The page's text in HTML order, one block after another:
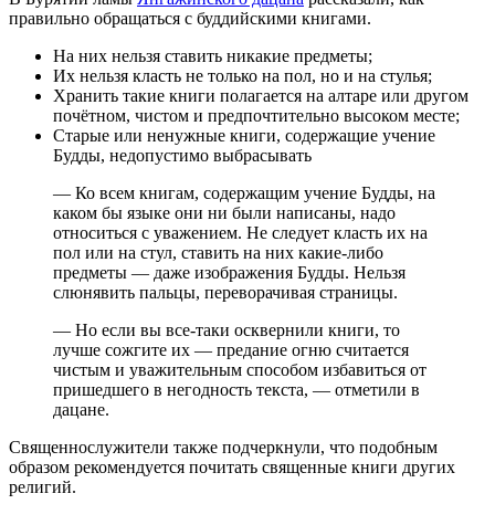
правильно обращаться с буддийскими книгами.
На них нельзя ставить никакие предметы;
Их нельзя класть не только на пол, но и на стулья;
Хранить такие книги полагается на алтаре или другом
почётном, чистом и предпочтительно высоком месте;
Старые или ненужные книги, содержащие учение
Будды, недопустимо выбрасывать
— Ко всем книгам, содержащим учение Будды, на
каком бы языке они ни были написаны, надо
относиться с уважением. Не следует класть их на
пол или на стул, ставить на них какие-либо
предметы — даже изображения Будды. Нельзя
слюнявить пальцы, переворачивая страницы.
— Но если вы все-таки осквернили книги, то
лучше сожгите их — предание огню считается
чистым и уважительным способом избавиться от
пришедшего в негодность текста, — отметили в
дацане.
Священнослужители также подчеркнули, что подобным
образом рекомендуется почитать священные книги других
религий.